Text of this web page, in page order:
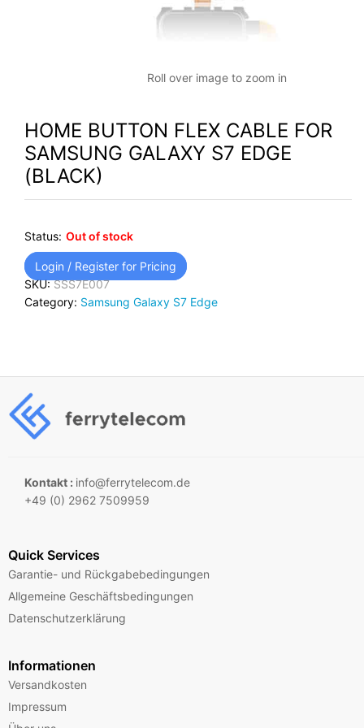
Roll over image to zoom in
HOME BUTTON FLEX CABLE FOR
SAMSUNG GALAXY S7 EDGE
(BLACK)
Status: Out of stock
Login / Register for Pricing
SKU:SSS7E007
Category: Samsung Galaxy S7 Edge
Kontakt : info@ferrytelecom.de
+49 (0) 2962 7509959
Quick Services
Garantie- und Rückgabebedingungen
Allgemeine Geschäftsbedingungen
Datenschutzerklärung
Informationen
Versandkosten
Impressum